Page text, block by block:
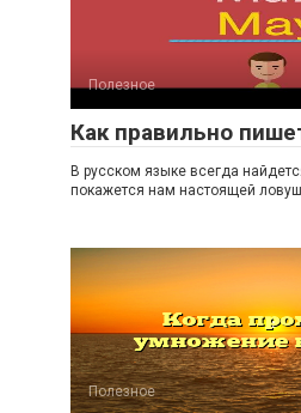
Полезное
Как правильно
В русском языке всегда
покажется нам настоящей
Полезное